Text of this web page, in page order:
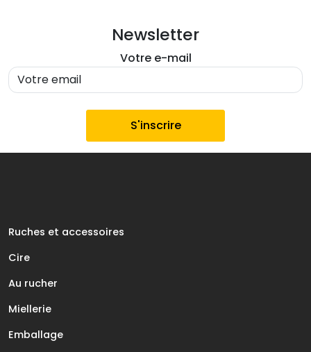
Newsletter
Votre e-mail
Ruches et accessoires
Cire
Au rucher
Miellerie
Emballage